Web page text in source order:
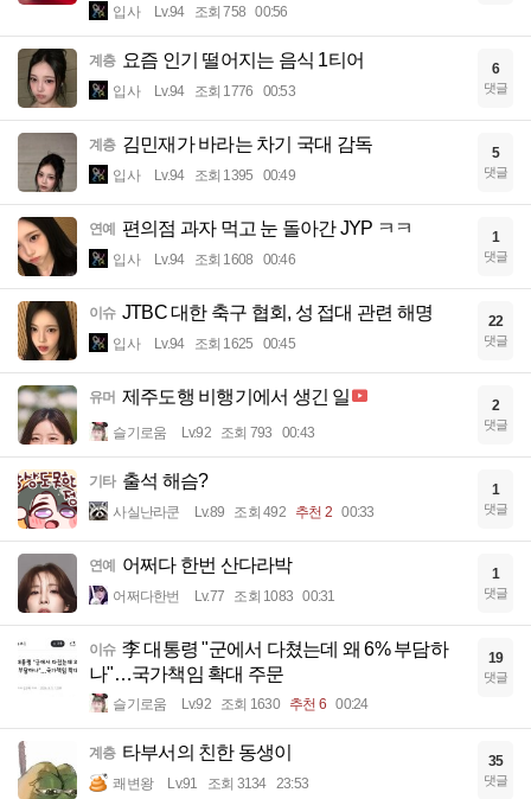
입사 Lv.94 조회 758 00:56
계층 요즘 인기 떨어지는 음식 1티어
입사 Lv.94 조회 1776 00:53
6
댓글
계층 김민재가 바라는 차기 국대 감독
입사 Lv.94 조회 1395 00:49
5
댓글
연예 편의점 과자 먹고 눈 돌아간 JYP ㅋㅋ
입사 Lv.94 조회 1608 00:46
1
댓글
이슈 JTBC 대한 축구 협회, 성 접대 관련 해명
입사 Lv.94 조회 1625 00:45
22
댓글
유머 제주도행 비행기에서 생긴 일
슬기로움 Lv.92 조회 793 00:43
2
댓글
기타 출석 해슴?
사실난라쿤 Lv.89 조회 492 추천 2 00:33
1
댓글
연예 어쩌다 한번 산다라박
어쩌다한번 Lv.77 조회 1083 00:31
1
댓글
이슈 李 대통령 "군에서 다쳤는데 왜 6% 부담하
나"…국가책임 확대 주문
슬기로움 Lv.92 조회 1630 추천 6 00:24
19
댓글
계층 타부서의 친한 동생이
쾌변왕 Lv.91 조회 3134 23:53
35
댓글